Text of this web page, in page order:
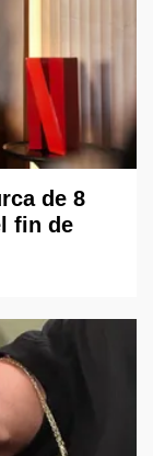
de 8
fin de